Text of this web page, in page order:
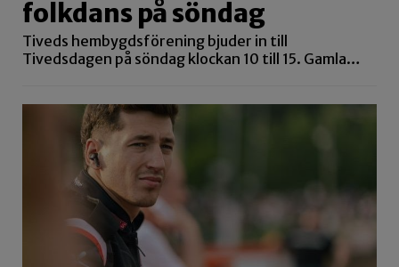
folkdans på söndag
Tiveds hembygdsförening bjuder in till
Tivedsdagen på söndag klockan 10 till 15. Gamla…